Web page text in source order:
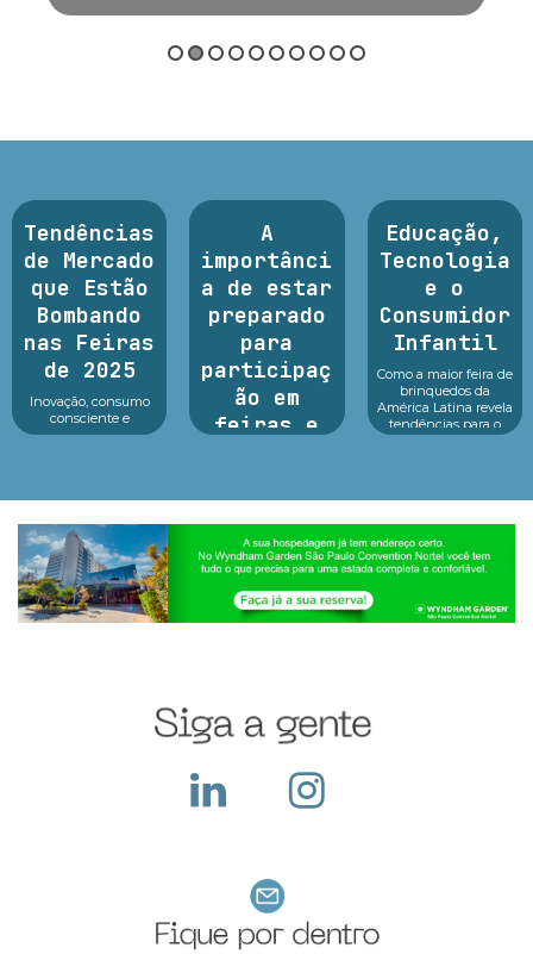
Tendências
de Mercado
que Estão
Bombando
nas Feiras
de 2025
Inovação, consumo
consciente e
tecnologia no centro
estão revelando um
cheio de opor...
A
importânci
a de estar
preparado
para
participaç
ão em
feiras e
Sabemos que
exige um alto
investimento pois
local, a empresa deve
construir seu sta...
Educação,
Tecnologia
e o
Consumidor
Infantil
Como a maior feira de
brinquedos da
América Latina revela
tendências para o
futuro das crianças